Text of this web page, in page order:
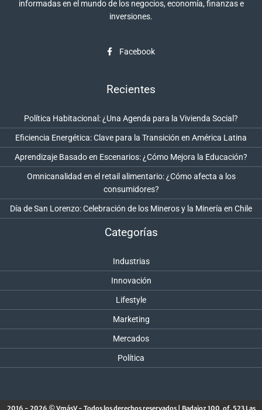
informadas en el mundo de los negocios, economía, finanzas e
inversiones.
Facebook
Recientes
Política Habitacional: ¿Una Agenda para la Vivienda Social?
Eficiencia Energética: Clave para la Transición en América Latina
Aprendizaje Basado en Escenarios: ¿Cómo Mejora la Educación?
Omnicanalidad en el retail alimentario: ¿Cómo afecta a los
consumidores?
Día de San Lorenzo: Celebración de los Mineros y la Minería en Chile
Categorías
Industrias
Innovación
Lifestyle
Marketing
Mercados
Política
2016 - 2026 © VmásV - Todos los derechos reservados | Badajoz 100, of. 523 Las